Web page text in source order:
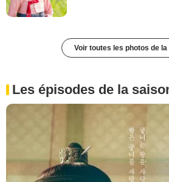
Voir toutes les photos de
Les épisodes de la